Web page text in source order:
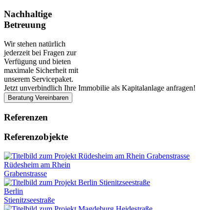
Nachhaltige
Betreuung
Wir stehen natürlich
jederzeit bei Fragen zur
Verfügung und bieten
maximale Sicherheit mit
unserem Servicepaket.
Jetzt unverbindlich Ihre Immobilie als Kapitalanlage anfragen!
Beratung Vereinbaren
Referenzen
Referenzobjekte
Rüdesheim am Rhein
Grabenstrasse
Berlin
Stienitzseestraße